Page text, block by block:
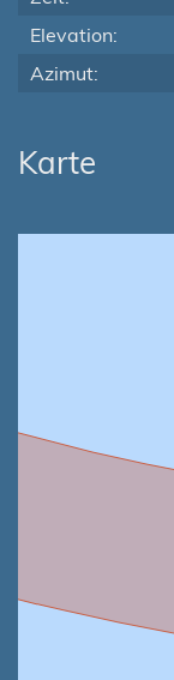
Elevation:
Azimut:
Karte